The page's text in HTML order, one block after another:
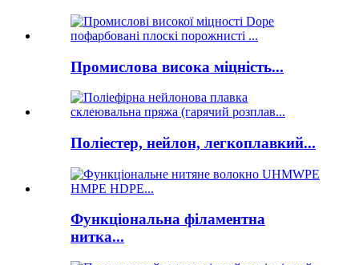
Промислова висока міцність...
Поліестер, нейлон, легкоплавкий...
Функціональна філаментна
нитка...